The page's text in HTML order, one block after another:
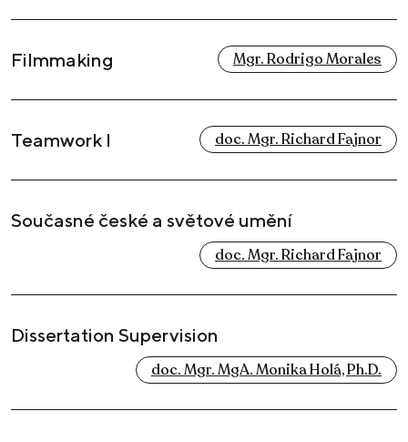
Filmmaking Mgr. Rodrigo Morales
Teamwork I doc. Mgr. Richard Fajnor
Současné české a světové umění
doc. Mgr. Richard Fajnor
Dissertation Supervision
doc. Mgr. MgA. Monika Holá, Ph.D.